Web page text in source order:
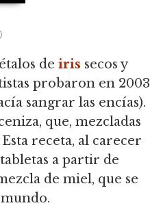
de iris secos y
probaron en 2003
sangrar las encías).
que, mezcladas
receta, al carecer
a partir de
de miel, que se